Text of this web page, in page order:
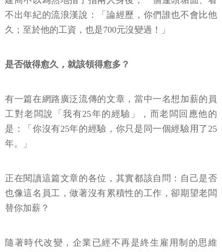
不出年紀的流浪漢說：「論經歷，你們誰也不會比他
久；至於他的工資，也是700元沒變過！」
是否做得愈久，就該領得愈多？
有一篇在網路廣泛流傳的文章，當中一名想加薪的員
工對老闆說「我有25年的經驗」，而老闆回應他的
是：「你沒有25年的經驗，你只是同一個經驗用了25
年。」
正在閱讀這篇文章的各位，其實都該自問：自己是否
也像這名員工，做著沒有累積性的工作，卻期望老闆
替你加薪？
隨著時代改變，企業已經不再是終生雇用制的思維